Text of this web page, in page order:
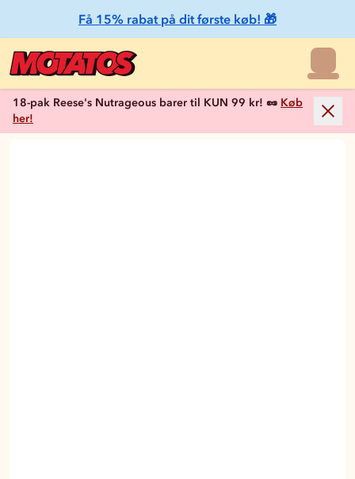
Få 15% rabat på dit første køb! 🎁
18-pak Reese's Nutrageous barer til KUN 99 kr! 🥜 Køb
her!